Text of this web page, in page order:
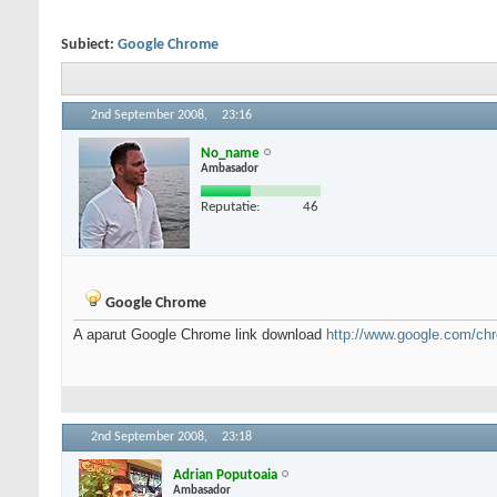
Subiect: Google Chrome
2nd September 2008, 23:16
No_name
Ambasador
Reputatie: 46
Google Chrome
A aparut Google Chrome link download http://www.google.com/
2nd September 2008, 23:18
Adrian Poputoaia
Ambasador